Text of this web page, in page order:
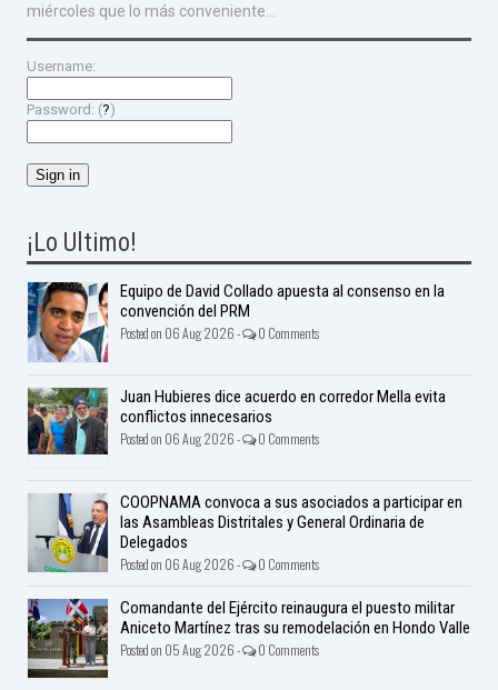
miércoles que lo más conveniente...
Username:
Password: (?)
¡Lo Ultimo!
Equipo de David Collado apuesta al consenso en la
convención del PRM
Posted on 06 Aug 2026 - 0 Comments
Juan Hubieres dice acuerdo en corredor Mella evita
conflictos innecesarios
Posted on 06 Aug 2026 - 0 Comments
COOPNAMA convoca a sus asociados a participar en
las Asambleas Distritales y General Ordinaria de
Delegados
Posted on 06 Aug 2026 - 0 Comments
Comandante del Ejército reinaugura el puesto militar
Aniceto Martínez tras su remodelación en Hondo Valle
Posted on 05 Aug 2026 - 0 Comments